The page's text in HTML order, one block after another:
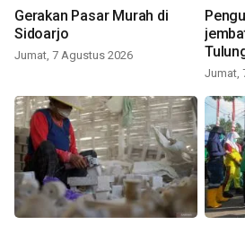
Gerakan Pasar Murah di
Sidoarjo
Jumat, 7 Agustus 2026
Jumat,